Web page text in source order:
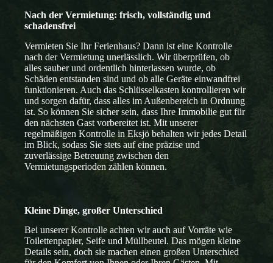
Nach der Vermietung: frisch, vollständig und
schadensfrei
Vermieten Sie Ihr Ferienhaus? Dann ist eine Kontrolle
nach der Vermietung unerlässlich. Wir überprüfen, ob
alles sauber und ordentlich hinterlassen wurde, ob
Schäden entstanden sind und ob alle Geräte einwandfrei
funktionieren. Auch das Schlüsselkasten kontrollieren wir
und sorgen dafür, dass alles im Außenbereich in Ordnung
ist. So können Sie sicher sein, dass Ihre Immobilie gut für
den nächsten Gast vorbereitet ist. Mit unserer
regelmäßigen Kontrolle in Eksjö behalten wir jedes Detail
im Blick, sodass Sie stets auf eine präzise und
zuverlässige Betreuung zwischen den
Vermietungsperioden zählen können.
Kleine Dinge, großer Unterschied
Bei unserer Kontrolle achten wir auch auf Vorräte wie
Toilettenpapier, Seife und Müllbeutel. Das mögen kleine
Details sein, doch sie machen einen großen Unterschied